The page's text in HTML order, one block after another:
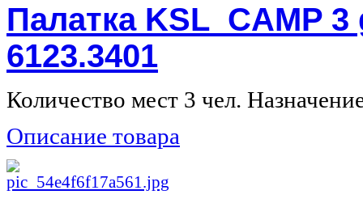
Палатка KSL CAMP 3
6123.3401
Количество мест 3 чел.
Описание товара